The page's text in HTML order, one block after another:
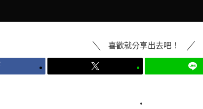
喜歡就分享出去吧！